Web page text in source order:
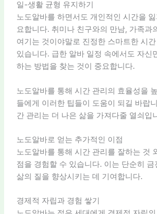
일-생활 균형 유지하기
노도알바를 하면서도 개인적인 시간을
요합니다. 취미나 친구와의 만남, 가족과
여기는 것이야말로 진정한 스마트한 시
있습니다. 급한 알바 일정 속에서도 자신
하는 방법을 찾는 것이 중요합니다.
노도알바를 통해 시간 관리의 효율성을
들에게 이러한 팁들이 도움이 되길 바랍
간 관리는 더 나은 삶을 가져다줄 열쇠입
노도알바로 얻는 추가적인 이점
노도알바를 통해 시간 관리를 잘하는 것
점을 경험할 수 있습니다. 이는 단순히 금
삶의 질을 향상시키는 데 기여합니다.
경제적 자립과 경험 쌓기